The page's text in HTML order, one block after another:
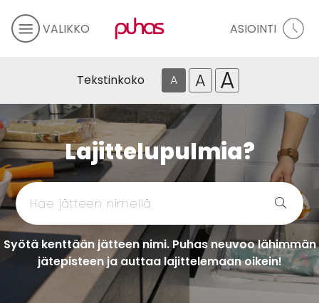
VALIKKO ASIOINTI
Tekstinkoko A A A
Lajittelupulmia?
Syötä kenttään jätteen nimi. Puhas neuvoo lähimmän
jätepisteen ja auttaa lajittelemaan oikein!